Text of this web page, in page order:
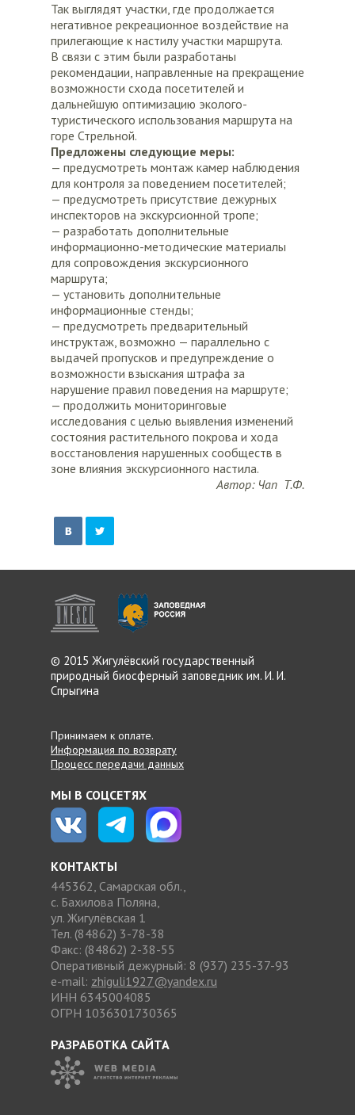
Так выглядят участки, где продолжается
негативное рекреационное воздействие на
прилегающие к настилу участки маршрута.
В связи с этим были разработаны
рекомендации, направленные на прекращение
возможности схода посетителей и
дальнейшую оптимизацию эколого-
туристического использования маршрута на
горе Стрельной.
Предложены следующие меры:
— предусмотреть монтаж камер наблюдения
для контроля за поведением посетителей;
— предусмотреть присутствие дежурных
инспекторов на экскурсионной тропе;
— разработать дополнительные
информационно-методические материалы
для сопровождения экскурсионного
маршрута;
— установить дополнительные
информационные стенды;
— предусмотреть предварительный
инструктаж, возможно — параллельно с
выдачей пропусков и предупреждение о
возможности взыскания штрафа за
нарушение правил поведения на маршруте;
— продолжить мониторинговые
исследования с целью выявления изменений
состояния растительного покрова и хода
восстановления нарушенных сообществ в
зоне влияния экскурсионного настила.
Автор: Чап Т.Ф.
© 2015 Жигулёвский государственный
природный биосферный заповедник им. И. И.
Спрыгина
Принимаем к оплате.
Информация по возврату
Процесс передачи данных
МЫ В СОЦСЕТЯХ
КОНТАКТЫ
445362, Самарская обл.,
с. Бахилова Поляна,
ул. Жигулёвская 1
Тел. (84862) 3-78-38
Факс: (84862) 2-38-55
Оперативный дежурный: 8 (937) 235-37-93
e-mail: zhiguli1927@yandex.ru
ИНН 6345004085
ОГРН 1036301730365
РАЗРАБОТКА САЙТА